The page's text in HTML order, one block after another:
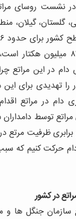
نشست روسای
گلستان، گیلان،
مراتع کشور که حدود ۸۴
راس دام در این
را تهدیدی برای
دام در مراتع
توسط
برابری ظرفیت مرتع
حرکت کنیم که
سازمان جنگل ها